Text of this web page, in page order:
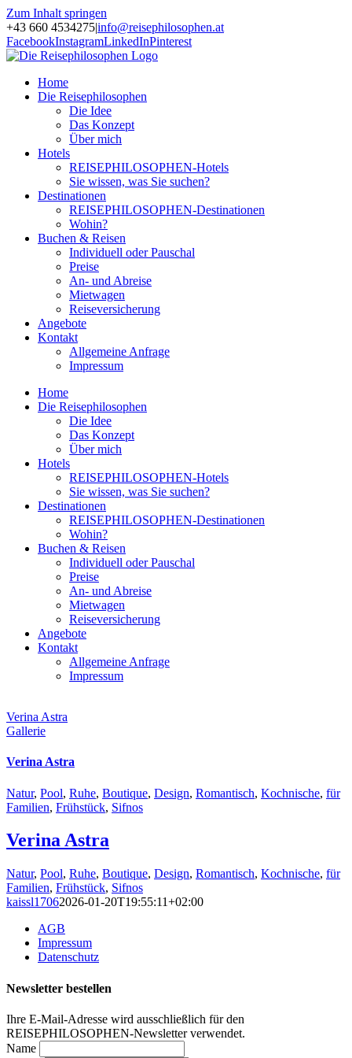
Zum Inhalt springen
+43 660 4534275|info@reisephilosophen.at
FacebookInstagramLinkedInPinterest
Home
Die Reisephilosophen
Die Idee
Das Konzept
Über mich
Hotels
REISEPHILOSOPHEN-Hotels
Sie wissen, was Sie suchen?
Destinationen
REISEPHILOSOPHEN-Destinationen
Wohin?
Buchen & Reisen
Individuell oder Pauschal
Preise
An- und Abreise
Mietwagen
Reiseversicherung
Angebote
Kontakt
Allgemeine Anfrage
Impressum
Home
Die Reisephilosophen
Die Idee
Das Konzept
Über mich
Hotels
REISEPHILOSOPHEN-Hotels
Sie wissen, was Sie suchen?
Destinationen
REISEPHILOSOPHEN-Destinationen
Wohin?
Buchen & Reisen
Individuell oder Pauschal
Preise
An- und Abreise
Mietwagen
Reiseversicherung
Angebote
Kontakt
Allgemeine Anfrage
Impressum
Verina Astra
Gallerie
Verina Astra
Natur, Pool, Ruhe, Boutique, Design, Romantisch, Kochnische, für
Familien, Frühstück, Sifnos
Verina Astra
Natur, Pool, Ruhe, Boutique, Design, Romantisch, Kochnische, für
Familien, Frühstück, Sifnos
kaissl17062026-01-20T19:55:11+02:00
AGB
Impressum
Datenschutz
Newsletter bestellen
Ihre E-Mail-Adresse wird ausschließlich für den
REISEPHILOSOPHEN-Newsletter verwendet.
Name